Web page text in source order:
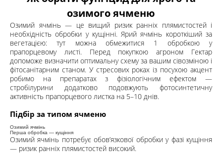
озимого ячменю
Озимий ячмінь — це вищий ризик ранніх плямистостей і
необхідність обробки у кущінні. Ярий ячмінь короткіший за
вегетацією: тут можна обмежитися 1 обробкою у
прапорцевому листі. Перед покупкою агроном Гектар
допоможе визначити оптимальну схему за вашим сівозміною і
фітосанітарним станом. У стресових роках із посухою акцент
робимо на препаратах з фізіологічним ефектом —
стробілурини додатково подовжують фотосинтетичну
активність прапорцевого листка на 5–10 днів.
Підбір за типом ячменю
Озимий ячмінь
Перша обробка — кущіння
Озимий ячмінь потребує обовʼязкової обробки у фазі кущіння
— ризик ранніх плямистостей високий.